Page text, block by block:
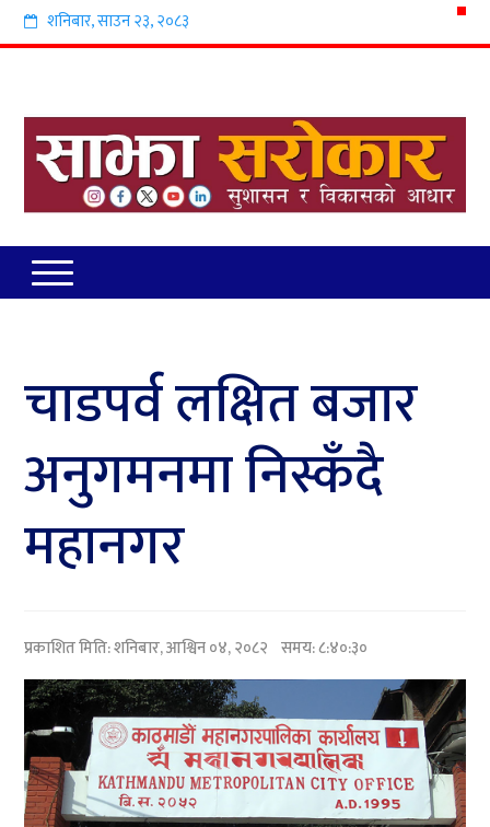
शनिबार,साउन२३,२०८३
चाडपर्व लक्षित बजार
अनुगमनमा निस्कँदै
महानगर
प्रकाशित मिति:शनिबार, आश्विन ०४, २०८२ समय: ८:४०:३०